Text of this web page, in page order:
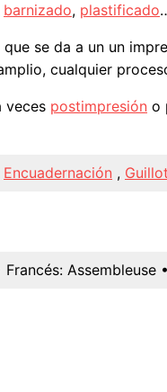
barnizado, plastificado
se da a un un
cualquier
veces postimpresión o
Encuadernación ,
Francés: Assembleuse